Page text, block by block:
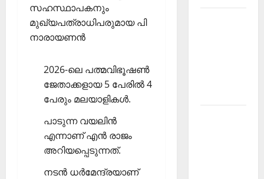
സഹസ്ഥാപകനും
മുഖ്യപത്രാധിപരുമായ പി
നാരായണന്‍
2026-ലെ പത്മവിഭൂഷണ്‍
ജേതാക്കളായ 5 പേരില്‍ 4
പേരും മലയാളികള്‍.
പാടുന്ന വയലിന്‍
എന്നാണ് എന്‍ രാജം
അറിയപ്പെടുന്നത്.
നടന്‍ ധര്‍മേന്ദ്രയാണ്